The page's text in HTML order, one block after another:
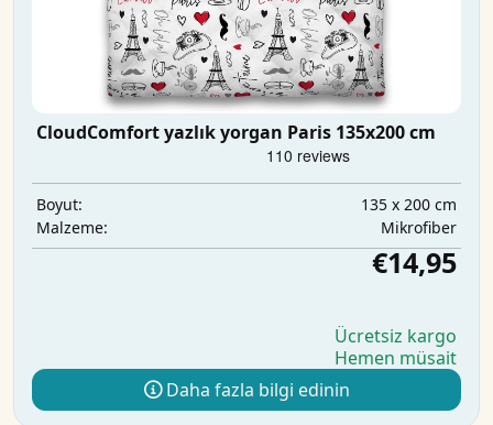
CloudComfort yazlık yorgan Paris 135x200 cm
Boyut:
135 x 200 cm
Malzeme:
Mikrofiber
€14,95
Ücretsiz kargo
Hemen müsait
Daha fazla bilgi edinin